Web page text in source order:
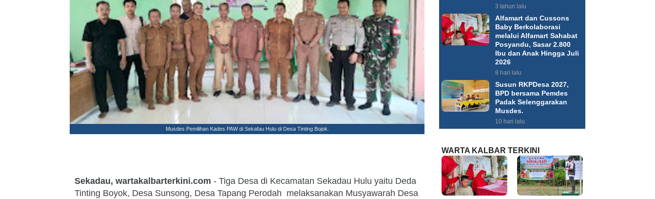
Musdes Pemilihan Kades PAW di Sekafau Hulu di Desa Tinting Bojok.
Sekadau, wartakalbarterkini.com - Tiga Desa di Kecamatan Sekadau Hulu yaitu Deda
Tinting Boyok, Desa Sunsong, Desa Tapang Perodah melaksanakan Musyawarah Desa
3 tahun lalu
Alfamart dan Cussons
Baby Berkolaborasi
melalui Alfamart Sahabat
Posyandu, Sasar 2.800
Ibu dan Anak Hingga Juli
2026
8 hari lalu
Susun RKPDesa 2027,
BPD bersama Pemdes
Padak Selenggarakan
Musdes.
10 hari lalu
WARTA KALBAR TERKINI